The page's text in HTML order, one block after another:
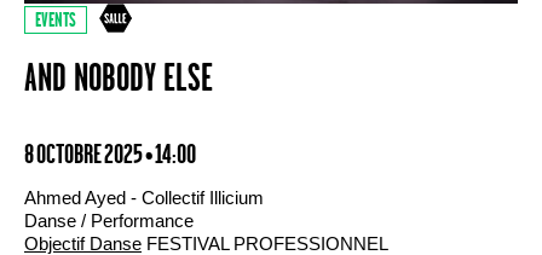
EVENTS
AND NOBODY ELSE
8 OCTOBRE 2025 • 14:00
Ahmed Ayed - Collectif Illicium
Danse / Performance
Objectif Danse FESTIVAL PROFESSIONNEL